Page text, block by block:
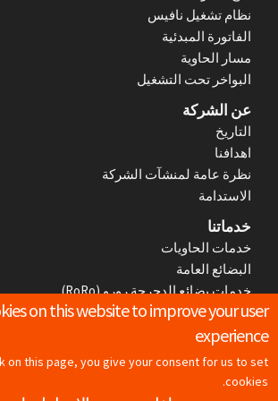
M
u
نظام تشغيل نافيس
الفاتورة المبدئية
مسار الحاوية
البواخر تحت التشغيل
عن الشركة
التاريخ
اهدافنا
نظرة عامة لمنشآت الشركة
الاستدامة
خدماتنا
خدمات الحاويات
البضائع العامة
خدمات بضائع الدحرجة رورو (RoRo)
الإجراءات والخدمات الإضافية
Health And Safety
القوانين العامة للمحطة
الإجراءات والخدمات الإضافية
on this website to improve your user
experience
on this page, you give your consent for us to set
cookies.